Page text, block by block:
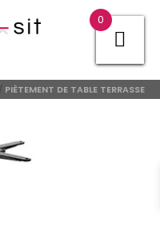
PIÈTEMENT DE TABLE TERRASSE
0